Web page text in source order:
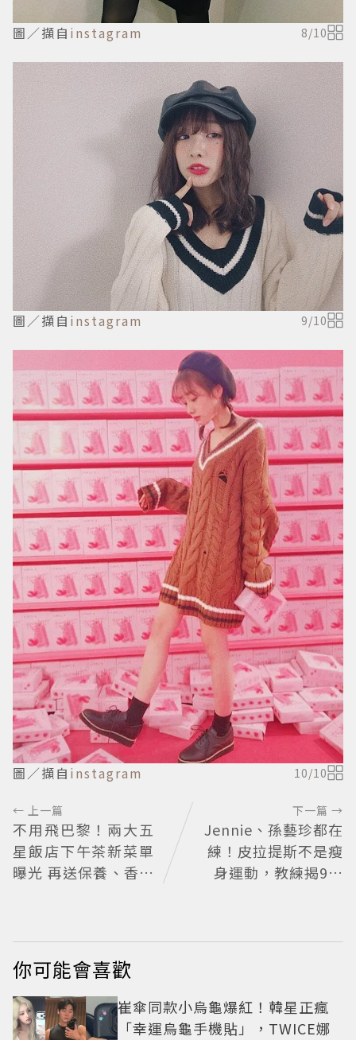
圖／擷自 instagram 8/10
圖／擷自 instagram 9/10
圖／擷自 instagram 10/10
← 上一篇
不用飛巴黎！兩大五
星飯店下午茶新菜單
曝光 再送保養、香氛
下一篇 →
Jennie、孫藝珍都在
練！皮拉提斯不是瘦
身運動，教練揭9大
你可能會喜歡
崔傘同款小烏龜爆紅！韓星正瘋
「幸運烏龜手機貼」，TWICE娜